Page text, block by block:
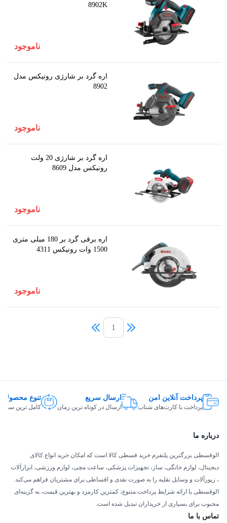
8902K
ناموجود
اره گرد بر شارژی رونیکس مدل
8902
ناموجود
اره گرد بر شارژی 20 ولت
رونیکس مدل 8609
ناموجود
اره برقی گرد بر 180 میلی متری
1500 وات رونیکس 4311
ناموجود
1
پرداخت آنلاین امن
پرداخت با کارت‌های شتاب
ارسال سریع
ارسال در کوتاه ترین زمان
تنوع
کامل ترین سبد
تماس با ما
درباره ما
الوقسطی بزرگترین پلتفرم خرید قسطی کالا است که امکان خرید انواع کالای
دیجیتال، لوازم خانگی، ساز، تجهیزات پزشکی، ساعت مچی، لوازم ورزشی، ابزارآلات
، زیورآلات و وسایل نقلیه را به صورت نقدی و اقساطی برای مشتریان فراهم می‌کند.
الوقسطی با ارائه شرایط پرداخت متنوع، کمترین کارمزد و بهترین قیمت، به گزینه‌ای
محبوب برای بسیاری از خریداران تبدیل شده است.